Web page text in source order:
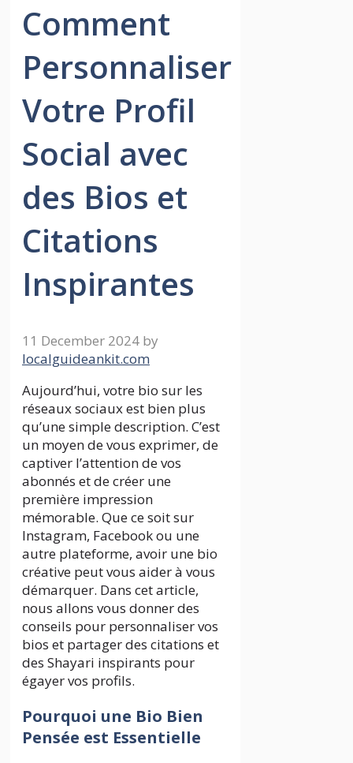
Comment
Personnaliser
Votre Profil
Social avec
des Bios et
Citations
Inspirantes
11 December 2024 by
localguideankit.com
Aujourd’hui, votre bio sur les
réseaux sociaux est bien plus
qu’une simple description. C’est
un moyen de vous exprimer, de
captiver l’attention de vos
abonnés et de créer une
première impression
mémorable. Que ce soit sur
Instagram, Facebook ou une
autre plateforme, avoir une bio
créative peut vous aider à vous
démarquer. Dans cet article,
nous allons vous donner des
conseils pour personnaliser vos
bios et partager des citations et
des Shayari inspirants pour
égayer vos profils.
Pourquoi une Bio Bien
Pensée est Essentielle